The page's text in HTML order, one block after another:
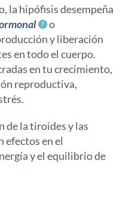
la hipófisis desempeña
o
y liberación
en todo el cuerpo.
en tu crecimiento,
reproductiva,
de la tiroides y las
efectos en el
y el equilibrio de